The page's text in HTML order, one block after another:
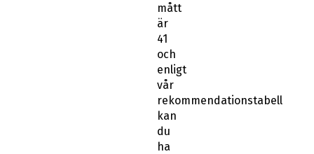
mått
är
41
och
enligt
vår
rekommendationstabell
kan
du
ha